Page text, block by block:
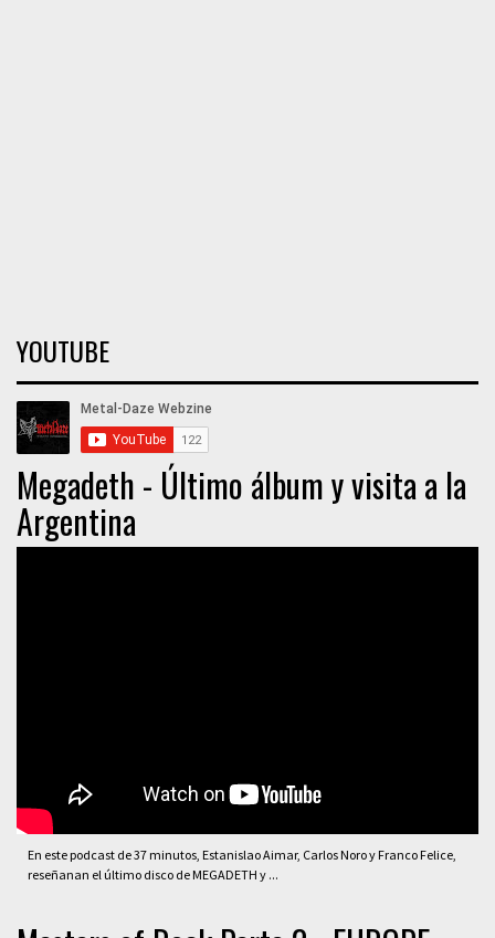
YOUTUBE
Megadeth - Último álbum y visita a la
Argentina
En este podcast de 37 minutos, Estanislao Aimar, Carlos Noro y Franco Felice,
reseñanan el último disco de MEGADETH y ...